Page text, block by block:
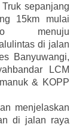
sepanjang
15km mulai
menuju
di jalan
Banyuwangi,
LCM
& KOPP
menjelaskan
di jalan raya